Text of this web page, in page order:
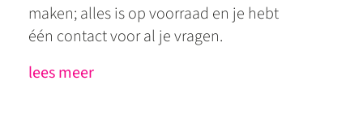
maken; alles is op voorraad en je hebt
één contact voor al je vragen.
lees meer